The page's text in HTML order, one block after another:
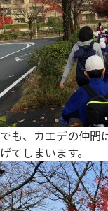
でも、カエデの仲間
げてしまいます。